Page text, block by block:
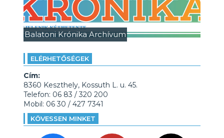
Balatoni Krónika Archívum
ELÉRHETŐSÉGEK
Cím:
8360 Keszthely, Kossuth L. u. 45.
Telefon: 06 83 / 320 200
Mobil: 06 30 / 427 7341
KÖVESSEN MINKET